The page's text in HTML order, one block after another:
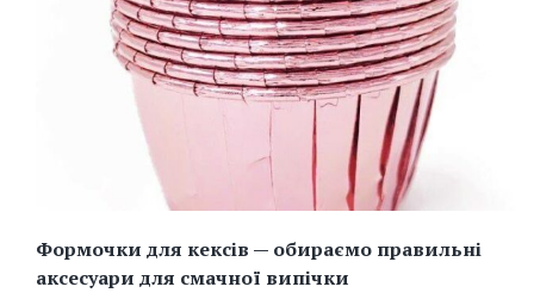
Формочки для кексів — обираємо правильні
аксесуари для смачної випічки